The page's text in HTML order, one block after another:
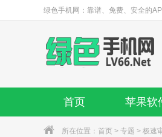
绿色手机网：靠谱、免费、安全的
首页 苹果软
所在位置： 首页 > 专题 > 极速